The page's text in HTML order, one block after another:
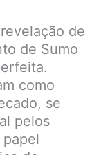
de
de Sumo
como
se
pelos